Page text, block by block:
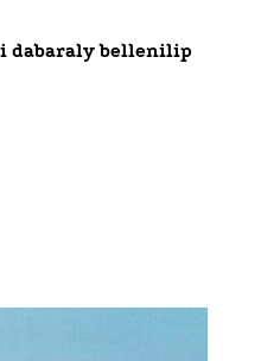
dabaraly bellenilip